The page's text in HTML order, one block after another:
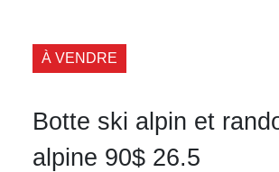
À VENDRE
Botte ski alpin et
alpine 90$ 26.5